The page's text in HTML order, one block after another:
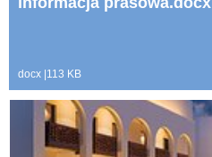
docx 113 KB